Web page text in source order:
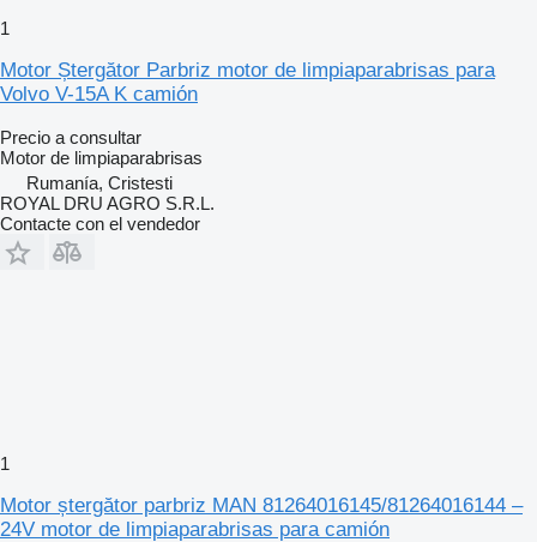
1
Motor Ștergător Parbriz motor de limpiaparabrisas para
Volvo V-15A K camión
Precio a consultar
Motor de limpiaparabrisas
Rumanía, Cristesti
ROYAL DRU AGRO S.R.L.
Contacte con el vendedor
1
Motor ștergător parbriz MAN 81264016145/81264016144 –
24V motor de limpiaparabrisas para camión